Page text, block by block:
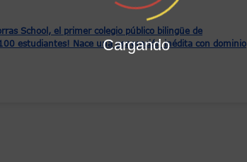
School, el primer colegio público bilingüe de
estudiantes! Nace una generación inédita con dominio
Cargando